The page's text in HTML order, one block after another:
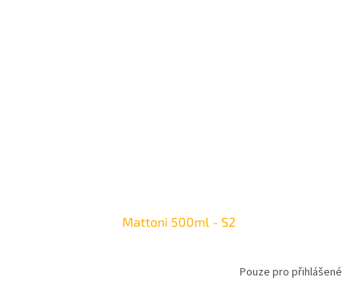
Mattoni 500ml - S2
Pouze pro přihlášené